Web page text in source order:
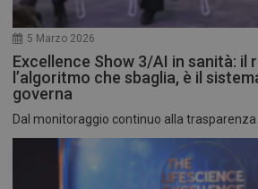
5 Marzo 2026
Excellence Show 3/AI in sanità: il
l’algoritmo che sbaglia, è il
governa
Dal monitoraggio continuo alla trasparenza